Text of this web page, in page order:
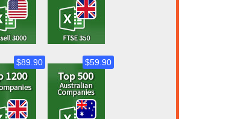
$89.90 $59.90